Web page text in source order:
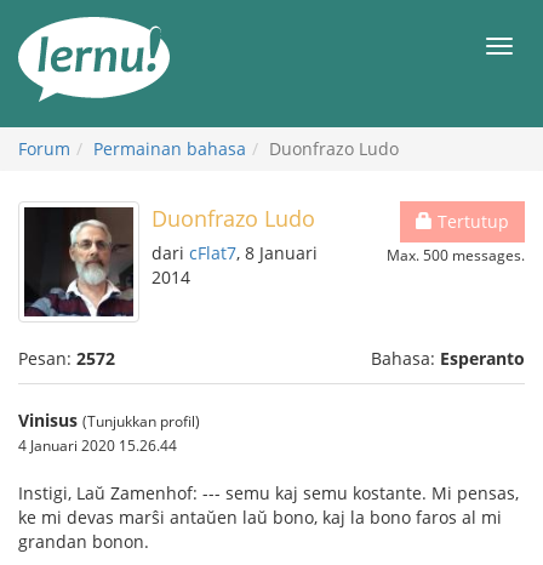
daftar
Forum Permainan bahasa Duonfrazo Ludo
Tertutup
Max. 500 messages.
Duonfrazo Ludo
dari cFlat7, 8 Januari
2014
Pesan: 2572 Bahasa: Esperanto
Vinisus (Tunjukkan profil)
4 Januari 2020 15.26.44
Instigi, Laŭ Zamenhof: --- semu kaj semu kostante. Mi pensas,
ke mi devas marŝi antaŭen laŭ bono, kaj la bono faros al mi
grandan bonon.